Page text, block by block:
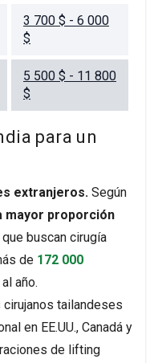
3 700 $ - 6 000
$
5 500 $ - 11 800
$
para un
extranjeros. Según
mayor proporción
que buscan cirugía
de 172 000
al año.
cirujanos tailandeses
en EE.UU., Canadá y
de lifting